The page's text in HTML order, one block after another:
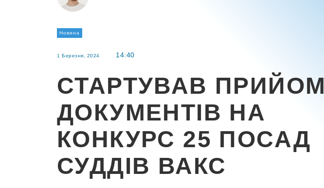
Новина
1 Березня, 2024 14:40
СТАРТУВАВ ПРИЙОМ
ДОКУМЕНТІВ НА
КОНКУРС 25 ПОСАД
СУДДІВ ВАКС